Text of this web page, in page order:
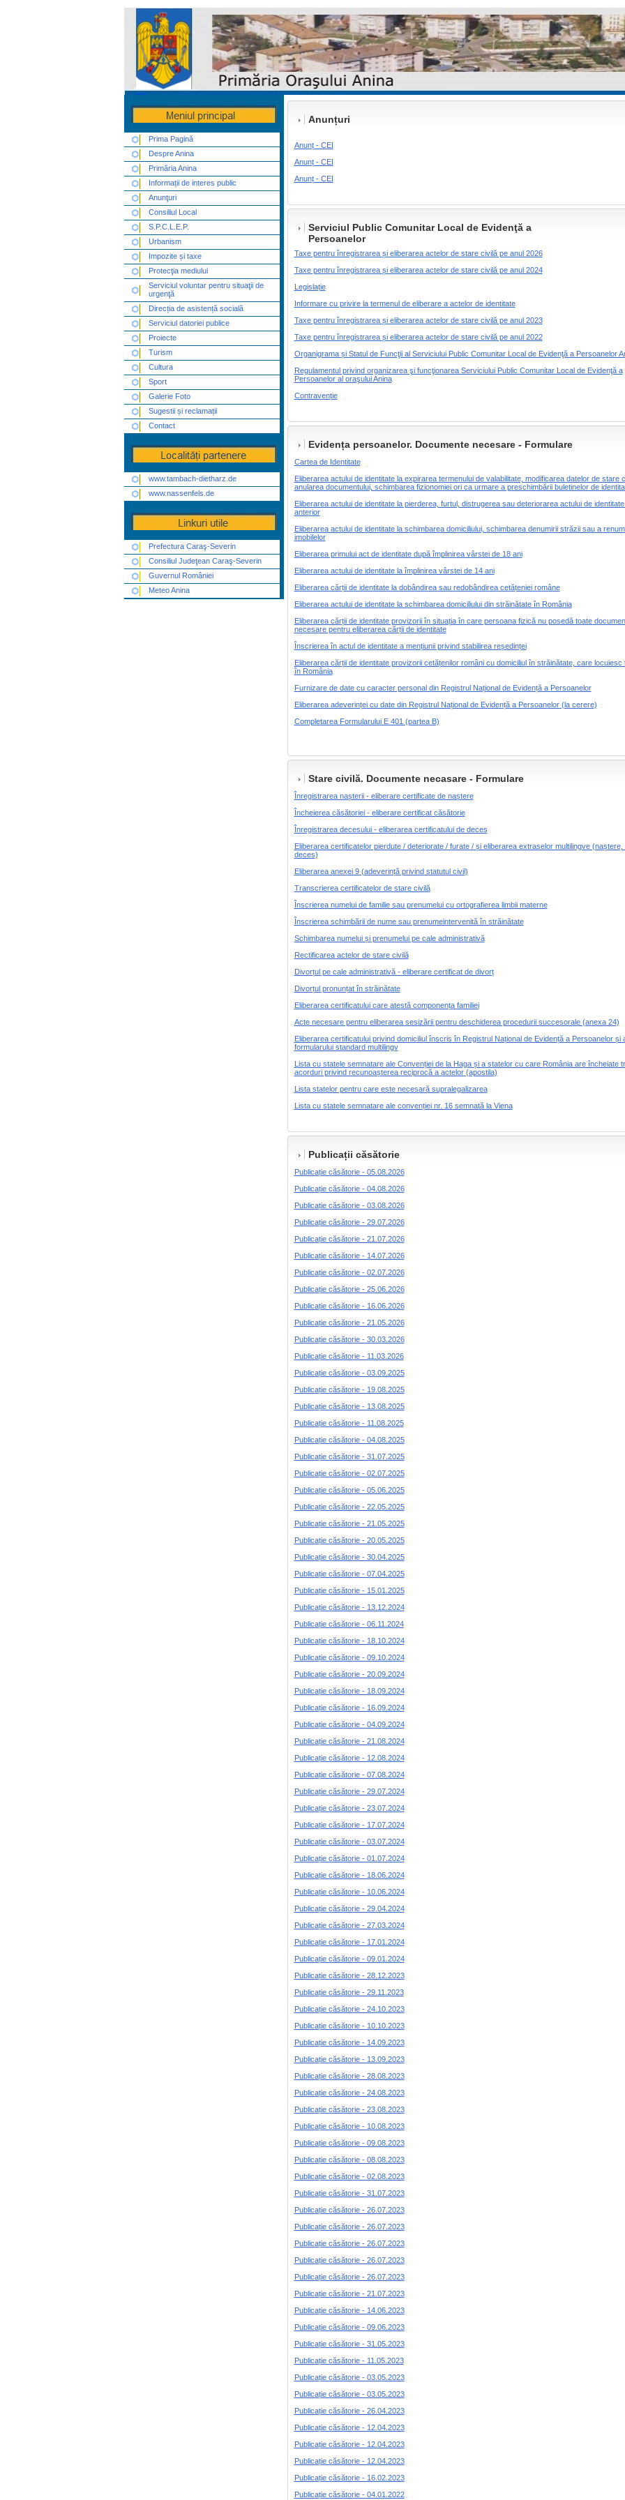
Anunțuri
Anunț - CEI
Anunț - CEI
Anunț - CEI
Serviciul Public Comunitar Local de Evidenţă a
Persoanelor
Taxe pentru înregistrarea și eliberarea actelor de stare civilă pe anul 2026
Taxe pentru înregistrarea și eliberarea actelor de stare civilă pe anul 2024
Legislație
Informare cu privire la termenul de eliberare a actelor de identitate
Taxe pentru înregistrarea și eliberarea actelor de stare civilă pe anul 2023
Taxe pentru înregistrarea și eliberarea actelor de stare civilă pe anul 2022
Organigrama și Statul de Funcţii al Serviciului Public Comunitar Local de Evidenţă a Persoanelor
Regulamentul privind organizarea şi funcţionarea Serviciului Public Comunitar Local de Evidenţă a
Persoanelor al oraşului Anina
Contravenție
Evidența persoanelor. Documente necesare - Formulare
Cartea de Identitate
Eliberarea actului de identitate la expirarea termenului de valabilitate, modificarea datelor de stare
anularea documentului, schimbarea fizionomiei ori ca urmare a preschimbării buletinelor de
Eliberarea actului de identitate la pierderea, furtul, distrugerea sau deteriorarea actului de
anterior
Eliberarea actului de identitate la schimbarea domiciliului, schimbarea denumirii străzii sau a
imobilelor
Eliberarea primului act de identitate după împlinirea vârstei de 18 ani
Eliberarea actului de identitate la împlinirea vârstei de 14 ani
Eliberarea cărții de identitate la dobândirea sau redobândirea cetățeniei române
Eliberarea actului de identitate la schimbarea domiciliului din străinătate în România
Eliberarea cărții de identitate provizorii în situația în care persoana fizică nu posedă toate
necesare pentru eliberarea cărții de identitate
Înscrierea în actul de identitate a mențiunii privind stabilirea reședinței
Eliberarea cărții de identitate provizorii cetățenilor români cu domiciliul în străinătate, care locuiesc
în România
Furnizare de date cu caracter personal din Registrul Național de Evidență a Persoanelor
Eliberarea adeverinței cu date din Registrul Național de Evidență a Persoanelor (la cerere)
Completarea Formularului E 401 (partea B)
Stare civilă. Documente necasare - Formulare
Înregistrarea nașterii - eliberare certificate de naștere
Încheierea căsătoriei - eliberare certificat căsătorie
Înregistrarea decesului - eliberarea certificatului de deces
Eliberarea certificatelor pierdute / deteriorate / furate / și eliberarea extraselor multilingve (naștere,
deces)
Eliberarea anexei 9 (adeverință privind statutul civil)
Transcrierea certificatelor de stare civilă
Înscrierea numelui de familie sau prenumelui cu ortografierea limbii materne
Înscrierea schimbării de nume sau prenumeintervenită în străinătate
Schimbarea numelui și prenumelui pe cale administrativă
Rectificarea actelor de stare civilă
Divorțul pe cale administrativă - eliberare certificat de divorț
Divorțul pronunțat în străinătate
Eliberarea certificatului care atestă componența familiei
Acte necesare pentru eliberarea sesizării pentru deschiderea procedurii succesorale (anexa 24)
Eliberarea certificatului privind domiciliul înscris în Registrul Național de Evidență a Persoanelor și
formularului standard multilingv
Lista cu statele semnatare ale Convenției de la Haga și a statelor cu care România are încheiate
acorduri privind recunoașterea reciprocă a actelor (apostila)
Lista statelor pentru care este necesară supralegalizarea
Lista cu statele semnatare ale convenției nr. 16 semnată la Viena
Publicații căsătorie
Publicație căsătorie - 05.08.2026
Publicație căsătorie - 04.08.2026
Publicație căsătorie - 03.08.2026
Publicație căsătorie - 29.07.2026
Publicație căsătorie - 21.07.2026
Publicație căsătorie - 14.07.2026
Publicație căsătorie - 02.07.2026
Publicație căsătorie - 25.06.2026
Publicație căsătorie - 16.06.2026
Publicație căsătorie - 21.05.2026
Publicație căsătorie - 30.03.2026
Publicație căsătorie - 11.03.2026
Publicație căsătorie - 03.09.2025
Publicație căsătorie - 19.08.2025
Publicație căsătorie - 13.08.2025
Publicație căsătorie - 11.08.2025
Publicație căsătorie - 04.08.2025
Publicație căsătorie - 31.07.2025
Publicație căsătorie - 02.07.2025
Publicație căsătorie - 05.06.2025
Publicație căsătorie - 22.05.2025
Publicație căsătorie - 21.05.2025
Publicație căsătorie - 20.05.2025
Publicație căsătorie - 30.04.2025
Publicație căsătorie - 07.04.2025
Publicație căsătorie - 15.01.2025
Publicație căsătorie - 13.12.2024
Publicație căsătorie - 06.11.2024
Publicație căsătorie - 18.10.2024
Publicație căsătorie - 09.10.2024
Publicație căsătorie - 20.09.2024
Publicație căsătorie - 18.09.2024
Publicație căsătorie - 16.09.2024
Publicație căsătorie - 04.09.2024
Publicație căsătorie - 21.08.2024
Publicație căsătorie - 12.08.2024
Publicație căsătorie - 07.08.2024
Publicație căsătorie - 29.07.2024
Publicație căsătorie - 23.07.2024
Publicație căsătorie - 17.07.2024
Publicație căsătorie - 03.07.2024
Publicație căsătorie - 01.07.2024
Publicație căsătorie - 18.06.2024
Publicație căsătorie - 10.06.2024
Publicație căsătorie - 29.04.2024
Publicație căsătorie - 27.03.2024
Publicație căsătorie - 17.01.2024
Publicație căsătorie - 09.01.2024
Publicație căsătorie - 28.12.2023
Publicație căsătorie - 29.11.2023
Publicație căsătorie - 24.10.2023
Publicație căsătorie - 10.10.2023
Publicație căsătorie - 14.09.2023
Publicație căsătorie - 13.09.2023
Publicație căsătorie - 28.08.2023
Publicație căsătorie - 24.08.2023
Publicație căsătorie - 23.08.2023
Publicație căsătorie - 10.08.2023
Publicație căsătorie - 09.08.2023
Publicație căsătorie - 08.08.2023
Publicație căsătorie - 02.08.2023
Publicație căsătorie - 31.07.2023
Publicație căsătorie - 26.07.2023
Publicație căsătorie - 26.07.2023
Publicație căsătorie - 26.07.2023
Publicație căsătorie - 26.07.2023
Publicație căsătorie - 26.07.2023
Publicație căsătorie - 21.07.2023
Publicație căsătorie - 14.06.2023
Publicație căsătorie - 09.06.2023
Publicație căsătorie - 31.05.2023
Publicație căsătorie - 11.05.2023
Publicație căsătorie - 03.05.2023
Publicație căsătorie - 03.05.2023
Publicație căsătorie - 26.04.2023
Publicație căsătorie - 12.04.2023
Publicație căsătorie - 12.04.2023
Publicație căsătorie - 12.04.2023
Publicație căsătorie - 16.02.2023
Publicație căsătorie - 04.01.2022
Prima Pagină
Despre Anina
Primăria Anina
Informații de interes public
Anunţuri
Consiliul Local
S.P.C.L.E.P.
Urbanism
Impozite și taxe
Protecţia mediului
Serviciul voluntar pentru situaţii de
urgenţă
Direcția de asistență socială
Serviciul datoriei publice
Proiecte
Turism
Cultura
Sport
Galerie Foto
Sugestii și reclamații
Contact
www.tambach-dietharz.de
www.nassenfels.de
Prefectura Caraş-Severin
Consiliul Judeţean Caraş-Severin
Guvernul României
Meteo Anina